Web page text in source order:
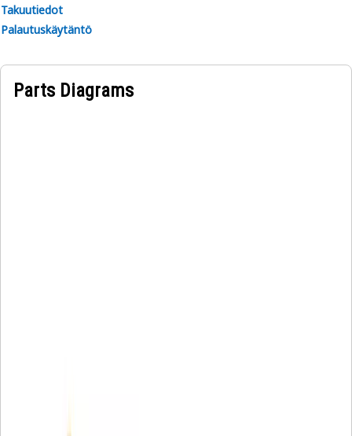
Takuutiedot
Palautuskäytäntö
Parts Diagrams